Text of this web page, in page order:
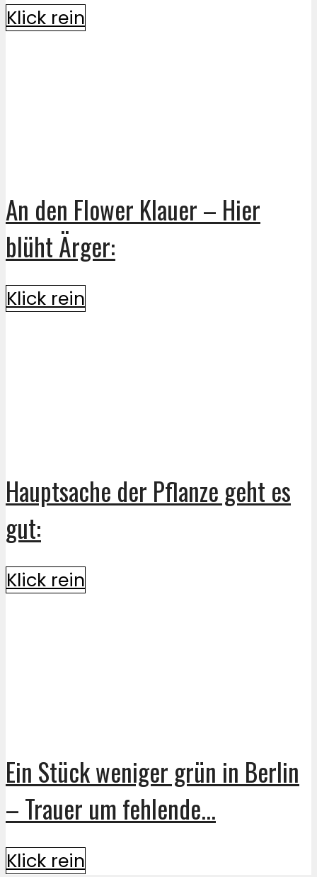
Klick rein
An den Flower Klauer – Hier
blüht Ärger:
Klick rein
Hauptsache der Pflanze geht es
gut:
Klick rein
Ein Stück weniger grün in Berlin
– Trauer um fehlende...
Klick rein